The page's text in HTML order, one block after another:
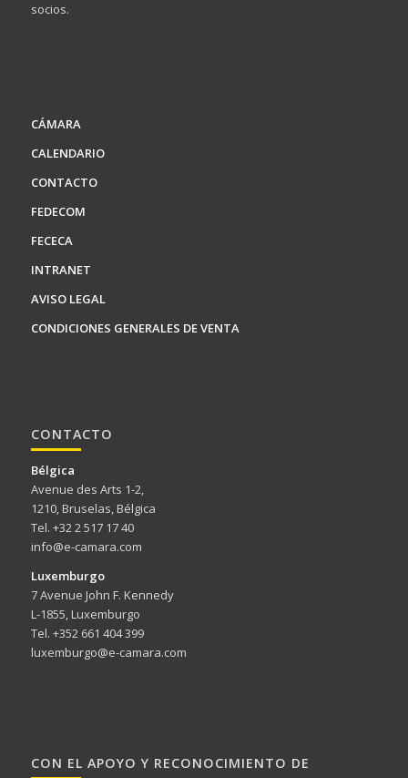
socios.
CÁMARA
CALENDARIO
CONTACTO
FEDECOM
FECECA
INTRANET
AVISO LEGAL
CONDICIONES GENERALES DE VENTA
CONTACTO
Bélgica
Avenue des Arts 1-2,
1210, Bruselas, Bélgica
Tel. +32 2 517 17 40
info@e-camara.com
Luxemburgo
7 Avenue John F. Kennedy
L-1855, Luxemburgo
Tel. +352 661 404 399
luxemburgo@e-camara.com
CON EL APOYO Y RECONOCIMIENTO DE